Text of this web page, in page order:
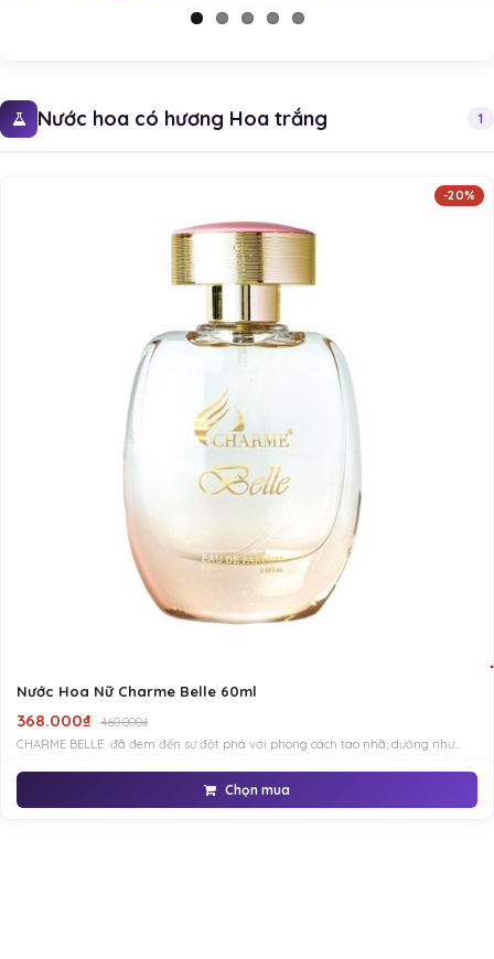
Nước hoa có hương Hoa trắng 1
-20%
Nước Hoa Nữ Charme Belle 60ml
368.000₫
460.000₫
CHARME BELLE đã đem đến sự đột phá với phong cách tao nhã, dường như
tươi vui.
Chọn mua